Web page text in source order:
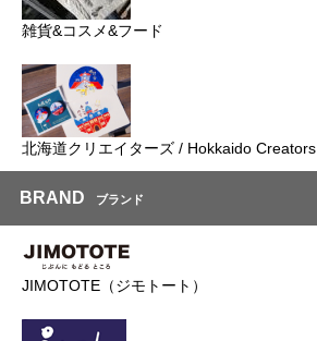
雑貨&コスメ&フード
北海道クリエイターズ / Hokkaido Creators
BRAND ブランド
JIMOTOTE（ジモトート）